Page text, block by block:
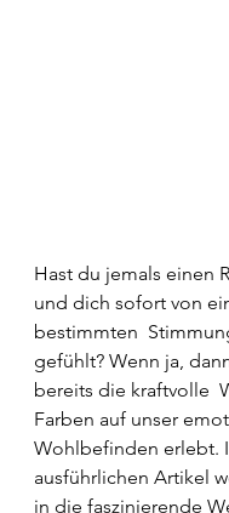
Hast du jemals einen
und dich sofort von
bestimmten
gefühlt? Wenn ja,
bereits die kraftvolle
Farben auf unser
Wohlbefinden erlebt.
ausführlichen Artikel
in die faszinierende